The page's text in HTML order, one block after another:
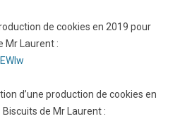
de cookies en 2019 pour
Mr Laurent :
d’une production de cookies en
de Mr Laurent :